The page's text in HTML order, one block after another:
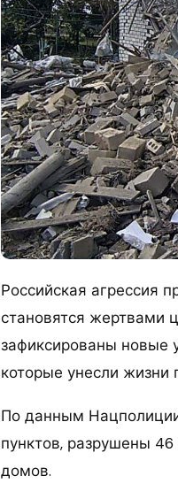
Российская агрессия
становятся жертвами
зафиксированы новые
которые унесли жизни
По данным
пунктов, разрушены
домов.